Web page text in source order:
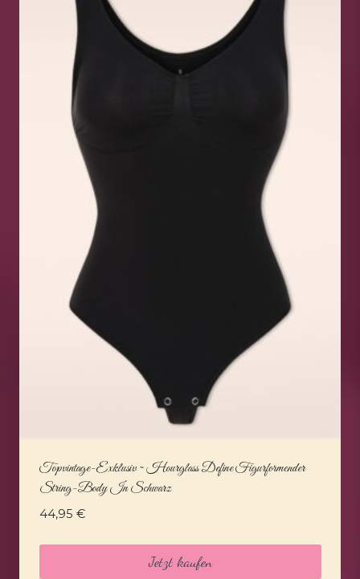
Topvintage-Exklusiv ~ Hourglass Define Figurformender
String-Body In Schwarz
44,95 €
Jetzt kaufen